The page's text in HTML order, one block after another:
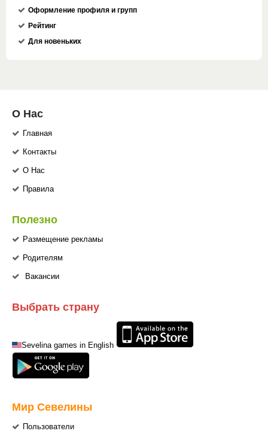
Оформление профиля и групп
Рейтинг
Для новеньких
О Нас
Главная
Контакты
О Нас
Правила
Полезно
Размещение рекламы
Родителям
Вакансии
Выбрать страну
Sevelina games in English
Мир Севелины
Пользователи